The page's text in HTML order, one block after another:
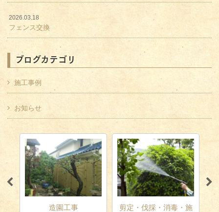
2026.03.18
フェンス交換
ブログカテゴリ
施工事例
お知らせ
造園工事
剪定・伐採・消毒・施